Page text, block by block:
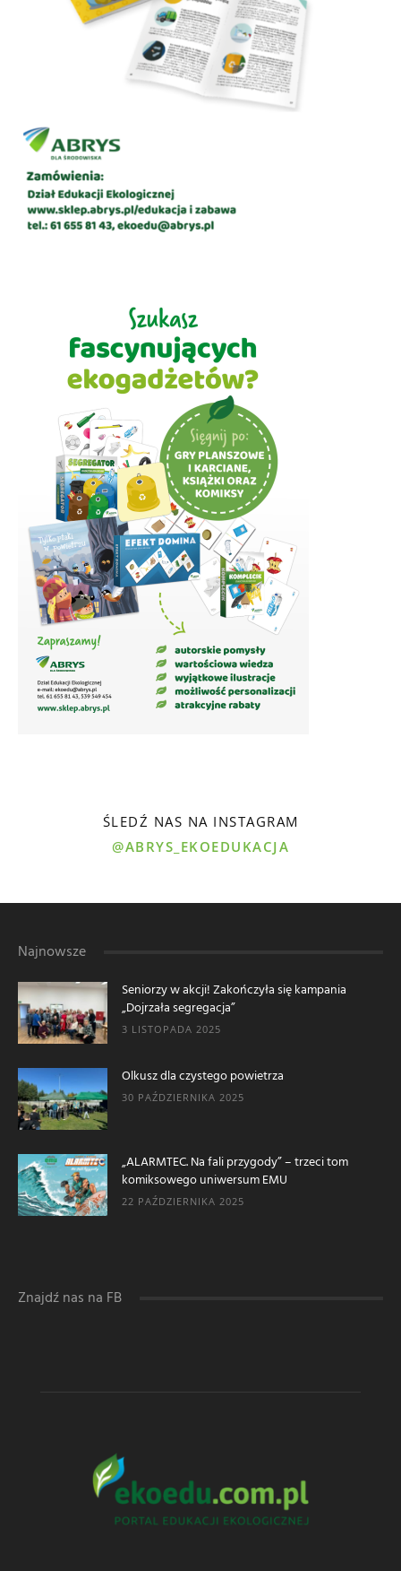
ŚLEDŹ NAS NA INSTAGRAM
@ABRYS_EKOEDUKACJA
Najnowsze
Seniorzy w akcji! Zakończyła się kampania
„Dojrzała segregacja”
3 LISTOPADA 2025
Olkusz dla czystego powietrza
30 PAŹDZIERNIKA 2025
„ALARMTEC. Na fali przygody” – trzeci tom
komiksowego uniwersum EMU
22 PAŹDZIERNIKA 2025
Znajdź nas na FB